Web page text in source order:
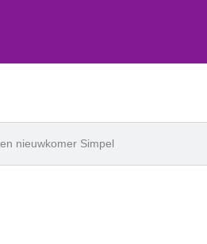
nieuwkomer Simpel